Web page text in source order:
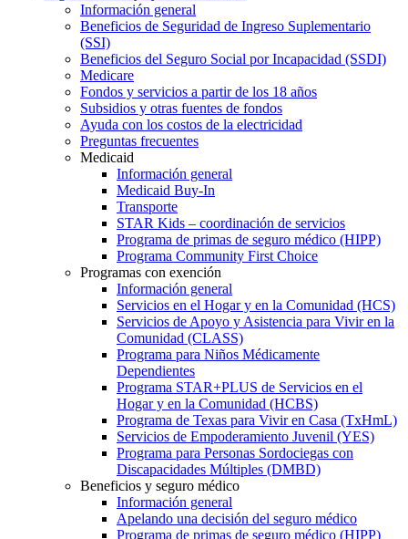
Información general
Beneficios de Seguridad de Ingreso Suplementario
(SSI)
Beneficios del Seguro Social por Incapacidad (SSDI)
Medicare
Fondos y servicios a partir de los 18 años
Subsidios y otras fuentes de fondos
Ayuda con los costos de la electricidad
Preguntas frecuentes
Medicaid
Información general
Medicaid Buy-In
Transporte
STAR Kids – coordinación de servicios
Programa de primas de seguro médico (HIPP)
Programa Community First Choice
Programas con exención
Información general
Servicios en el Hogar y en la Comunidad (HCS)
Servicios de Apoyo y Asistencia para Vivir en la
Comunidad (CLASS)
Programa para Niños Médicamente
Dependientes
Programa STAR+PLUS de Servicios en el
Hogar y en la Comunidad (HCBS)
Programa de Texas para Vivir en Casa (TxHmL)
Servicios de Empoderamiento Juvenil (YES)
Programa para Personas Sordociegas con
Discapacidades Múltiples (DMBD)
Beneficios y seguro médico
Información general
Apelando una decisión del seguro médico
Programa de primas de seguro médico (HIPP)